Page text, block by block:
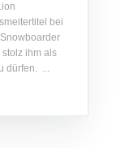
bei
ihm als
dürfen. ...